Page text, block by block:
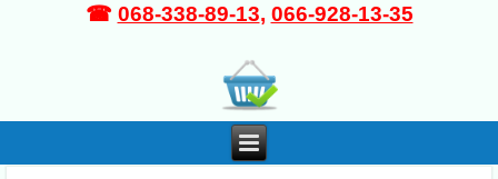
☎ 068-338-89-13, 066-928-13-35